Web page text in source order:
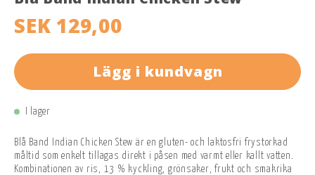
SEK 129,00
Lägg i kundvagn
I lager
Blå Band Indian Chicken Stew är en gluten- och laktosfri frystorkad
måltid som enkelt tillagas direkt i påsen med varmt eller kallt vatten.
Kombinationen av ris, 13 % kyckling, grönsaker, frukt och smakrika